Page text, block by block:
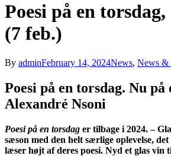
Poesi på en torsdag,
(7 feb.)
By adminFebruary 14, 2024News, News &
Poesi på en torsdag. Nu
Alexandré Nsoni
Poesi på en torsdag er tilbage i 2024. –
sæson med den helt særlige oplevelse,
læser højt af deres poesi. Nyd et glas vin